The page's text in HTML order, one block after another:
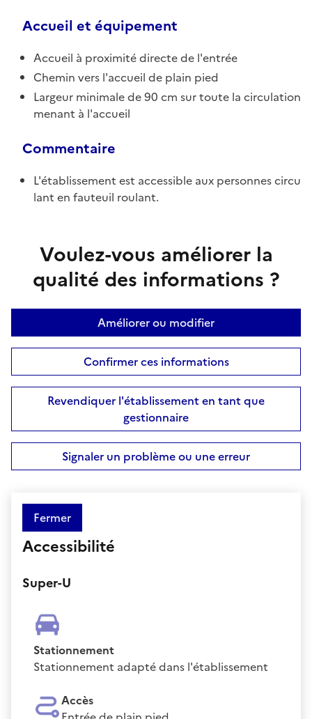
Accueil et équipement
Accueil à proximité directe de l'entrée
Chemin vers l'accueil de plain pied
Largeur minimale de 90 cm sur toute la circulation
menant à l'accueil
Commentaire
L'établissement est accessible aux personnes circu
lant en fauteuil roulant.
Voulez-vous améliorer la
qualité des informations ?
Améliorer ou modifier
Confirmer ces informations
Revendiquer l'établissement en tant que
gestionnaire
Signaler un problème ou une erreur
Fermer
Accessibilité
Super-U
Stationnement
Stationnement adapté dans l'établissement
Accès